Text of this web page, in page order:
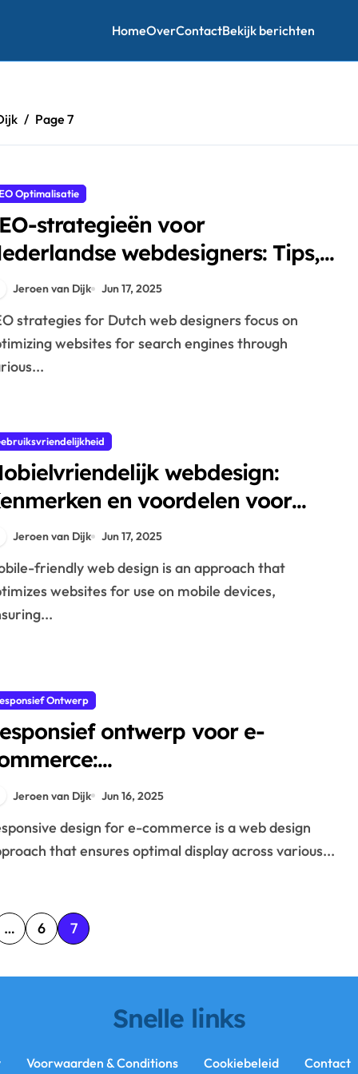
HomeOverContactBekijk berichten
Page 7
Optimalisatie
strategieën voor
webdesigners: Tips,
technieken en tools
Jeroen van Dijk Jun 17, 2025
websites for search engines through
webdesign:
en voordelen voor
gebruiksvriendelijkheid
Jeroen van Dijk Jun 17, 2025
websites for use on mobile devices,
Ontwerp
ontwerp voor e-
conversieoptimalisatie,
en
Jeroen van Dijk Jun 16, 2025
that ensures optimal display across various...
… 6 7
Snelle links
Voorwaarden & Conditions Cookiebeleid Contact